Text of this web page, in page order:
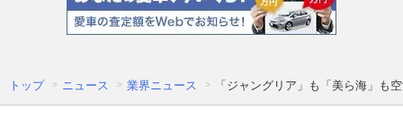
トップ ニュース 業界ニュース 「ジャングリア」も「美ら海」も